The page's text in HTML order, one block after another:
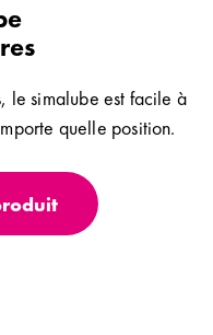
le simalube est facile à
quelle position.